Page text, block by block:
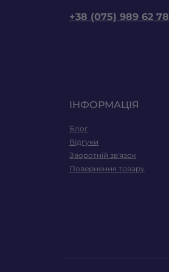
+38 (075) 989 62 78
ІНФОРМАЦІЯ
Блог
Відгуки
Зворотній зв'язок
Повернення товару